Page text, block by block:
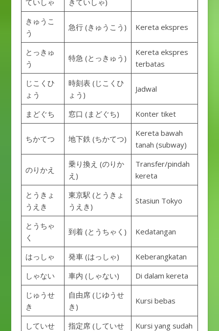
ていしゃ
きていしゃ)
きゅうこ
う
急行 (きゅうこう) Kereta ekspres
とっきゅ
う
特急 (とっきゅう)
Kereta ekspres
terbatas
じこくひ
ょう
時刻表 (じこくひ
ょう)
Jadwal
まどぐち 窓口 (まどぐち) Konter tiket
ちかてつ 地下鉄 (ちかてつ)
Kereta bawah
tanah (subway)
のりかえ
乗り換え (のりか
え)
Transfer/pindah
kereta
とうきょ
うえき
東京駅 (とうきょ
うえき)
Stasiun Tokyo
とうちゃ
く
到着 (とうちゃく) Kedatangan
はっしゃ 発車 (はっしゃ)
Keberangkatan
しゃない
車内 (しゃない)
Di dalam kereta
じゅうせ
き
自由席 (じゆうせ
き)
Kursi bebas
していせ
指定席 (していせ
Kursi yang sudah